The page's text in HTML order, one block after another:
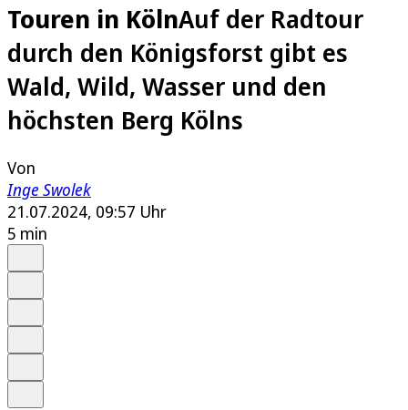
Touren in KölnAuf der Radtour
durch den Königsforst gibt es
Wald, Wild, Wasser und den
höchsten Berg Kölns
Von
Inge Swolek
21.07.2024, 09:57 Uhr
5 min